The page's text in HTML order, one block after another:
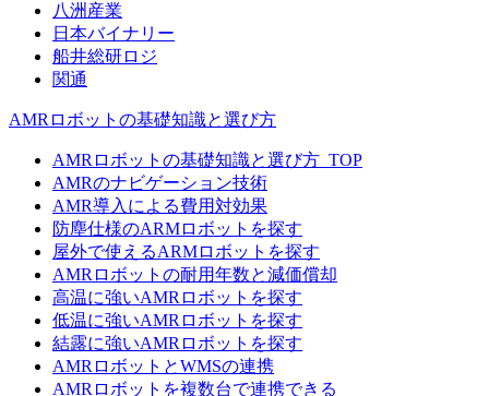
八洲産業
日本バイナリー
船井総研ロジ
関通
AMRロボットの基礎知識と選び方
AMRロボットの基礎知識と選び方_TOP
AMRのナビゲーション技術
AMR導入による費用対効果
防塵仕様のARMロボットを探す
屋外で使えるARMロボットを探す
AMRロボットの耐用年数と減価償却
高温に強いAMRロボットを探す
低温に強いAMRロボットを探す
結露に強いAMRロボットを探す
AMRロボットとWMSの連携
AMRロボットを複数台で連携できる